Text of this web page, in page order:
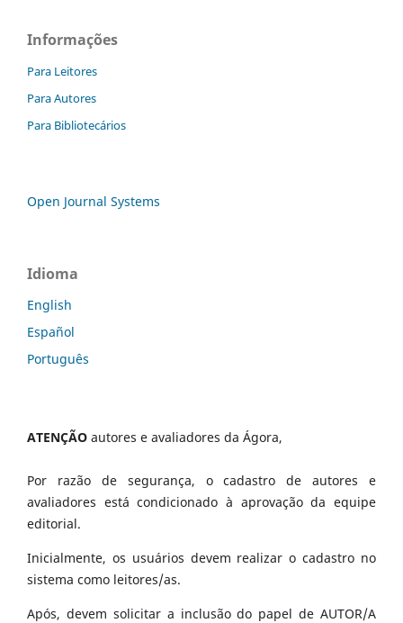
Informações
Para Leitores
Para Autores
Para Bibliotecários
Open Journal Systems
Idioma
English
Español
Português
ATENÇÃO autores e avaliadores da Ágora,
Por razão de segurança, o cadastro de autores e
avaliadores está condicionado à aprovação da equipe
editorial.
Inicialmente, os usuários devem realizar o cadastro no
sistema como leitores/as.
Após, devem solicitar a inclusão do papel de AUTOR/A